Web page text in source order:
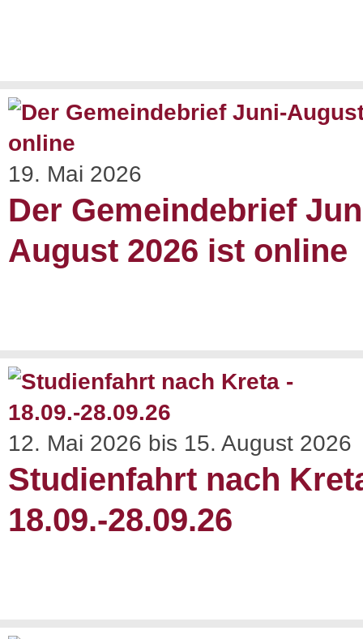
19. Mai 2026
Der Gemeindebrief
August 2026 ist online
12. Mai 2026 bis 15. August 2026
Studienfahrt nach
18.09.-28.09.26